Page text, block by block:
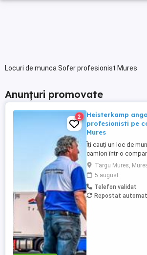
Locuri de munca Sofer profesionist Mures
Anunțuri promovate
2
Heisterkamp
profesionisti pe
Mures
Îți cauți un loc de
camion într-o
internațională și
echipa Heisterkamp!
sau fără experiență și
transport
de inițiere la
Targu Mures,
5 august
Telefon validat
Repostat automat